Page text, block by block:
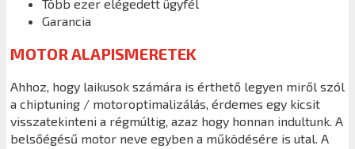
Több ezer elégedett ügyfél
Garancia
MOTOR ALAPISMERETEK
Ahhoz, hogy laikusok számára is érthető legyen miről szól
a chiptuning / motoroptimalizálás, érdemes egy kicsit
visszatekinteni a régmúltig, azaz hogy honnan indultunk. A
belsőégésű motor neve egyben a működésére is utal. A